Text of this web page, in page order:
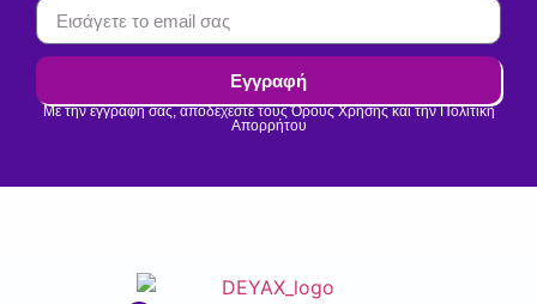
Εγγραφή
Με την εγγραφή σας, αποδέχεστε τους Όρους Χρήσης και την Πολιτική
Απορρήτου